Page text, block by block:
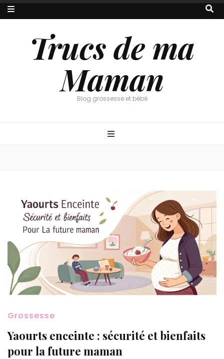
Trucs de ma
Maman
Blog grossesse et bébé
Grossesse
Yaourts enceinte : sécurité et bienfaits
pour la future maman